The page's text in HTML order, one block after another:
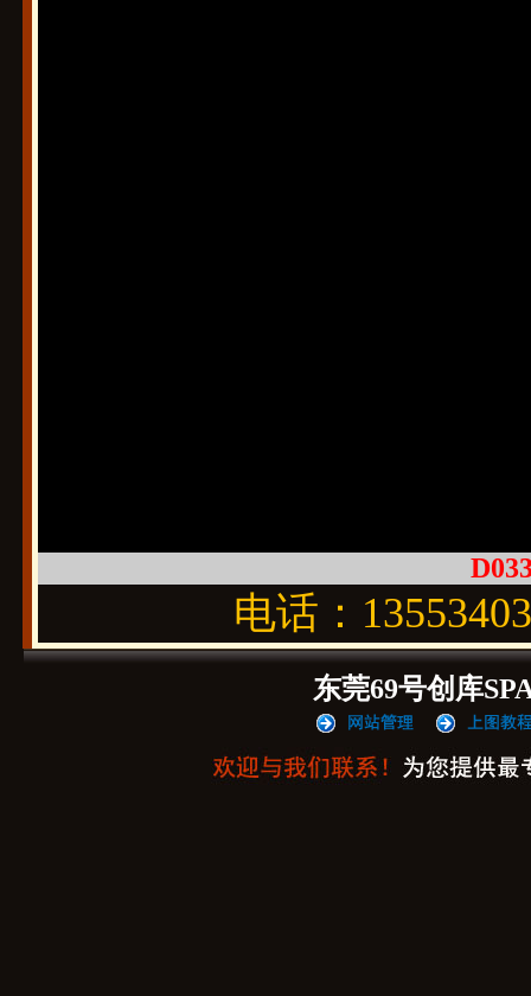
电话：
东莞69号创库